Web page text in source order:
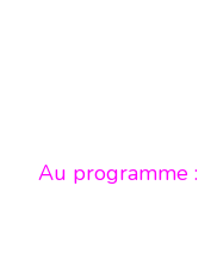
Au programme :